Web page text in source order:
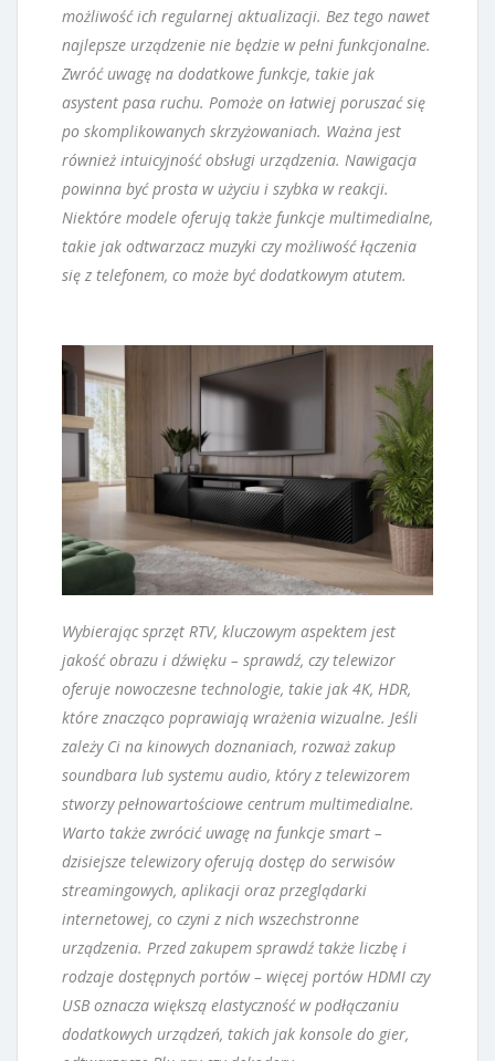
możliwość ich regularnej aktualizacji. Bez tego nawet
najlepsze urządzenie nie będzie w pełni funkcjonalne.
Zwróć uwagę na dodatkowe funkcje, takie jak
asystent pasa ruchu. Pomoże on łatwiej poruszać się
po skomplikowanych skrzyżowaniach. Ważna jest
również intuicyjność obsługi urządzenia. Nawigacja
powinna być prosta w użyciu i szybka w reakcji.
Niektóre modele oferują także funkcje multimedialne,
takie jak odtwarzacz muzyki czy możliwość łączenia
się z telefonem, co może być dodatkowym atutem.
Wybierając sprzęt RTV, kluczowym aspektem jest
jakość obrazu i dźwięku – sprawdź, czy telewizor
oferuje nowoczesne technologie, takie jak 4K, HDR,
które znacząco poprawiają wrażenia wizualne. Jeśli
zależy Ci na kinowych doznaniach, rozważ zakup
soundbara lub systemu audio, który z telewizorem
stworzy pełnowartościowe centrum multimedialne.
Warto także zwrócić uwagę na funkcje smart –
dzisiejsze telewizory oferują dostęp do serwisów
streamingowych, aplikacji oraz przeglądarki
internetowej, co czyni z nich wszechstronne
urządzenia. Przed zakupem sprawdź także liczbę i
rodzaje dostępnych portów – więcej portów HDMI czy
USB oznacza większą elastyczność w podłączaniu
dodatkowych urządzeń, takich jak konsole do gier,